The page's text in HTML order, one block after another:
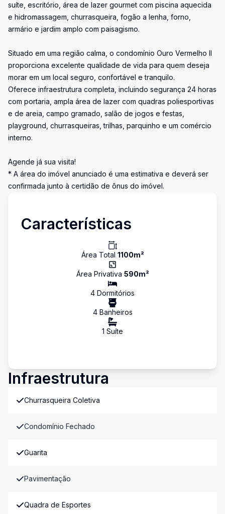
suíte, escritório, área de lazer gourmet com piscina aquecida
e hidromassagem, churrasqueira, fogão a lenha, forno,
armário e jardim amplo com paisagismo.
Situado em uma região calma, o condomínio Ouro Vermelho II
proporciona excelente qualidade de vida para quem deseja
morar em um local seguro, confortável e tranquilo.
Oferece infraestrutura completa, incluindo segurança 24 horas
com portaria, ampla área de lazer com quadras poliesportivas
e de areia, campo gramado, salão de jogos e festas,
playground, churrasqueiras, trilhas, parquinho e um comércio
interno.
Agende já sua visita!
* A área do imóvel anunciado é uma estimativa e deverá ser
confirmada junto à certidão de ônus do imóvel.
Características
Área Total 1100m²
Área Privativa 590m²
4 Dormitórios
4Banheiros
1 Suíte
Infraestrutura
Churrasqueira Coletiva
Condomínio Fechado
Guarita
Pavimentação
Quadra de Esportes